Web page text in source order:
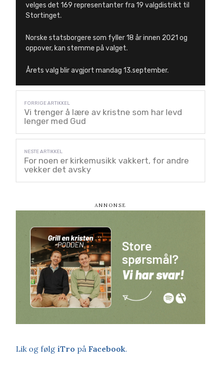
velges det 169 representanter fra 19 valgdistrikt til
Stortinget.
Norske statsborgere som fyller 18 år innen 2021 og
oppover, kan stemme på valget.
Årets valg blir avgjort mandag 13.september.
Vi trenger å lære av kristne som har levd
lenger med Gud
For noen er kirkemusikk vakkert, for andre
vekker det avsky
Lik og følg iTro på Facebook.